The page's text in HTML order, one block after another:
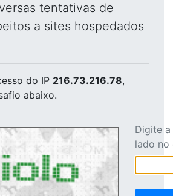
tentativas de
a sites hospedados
do IP 216.73.216.78,
abaixo.
Digite
lado no